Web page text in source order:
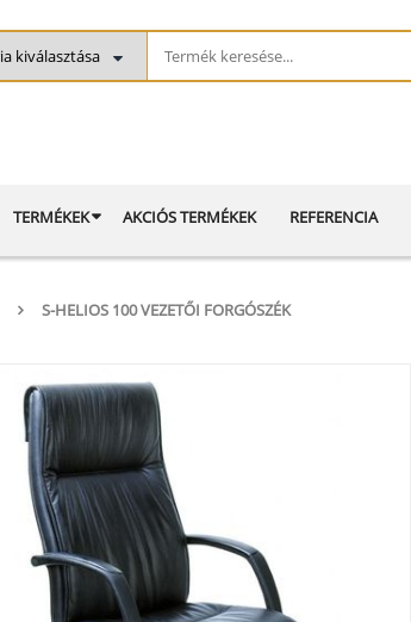
TERMÉKEK AKCIÓS TERMÉKEK REFERENCIA
S-HELIOS 100 VEZETŐI FORGÓSZÉK